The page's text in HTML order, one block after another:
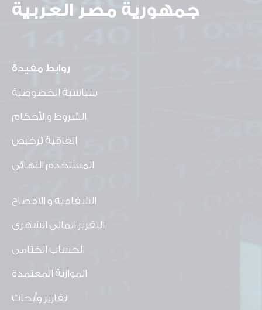
جمهورية مصر العربية
روابط مفيدة
سياسية الخصوصية
الشروط والأحكام
اتفاقية ترخيص
المستخدم النهائي
الشفافيه و الافصاح
التقرير المالى الشهرى
الحساب الختامى
الموازنة المعتمدة
تقارير وأبحاث